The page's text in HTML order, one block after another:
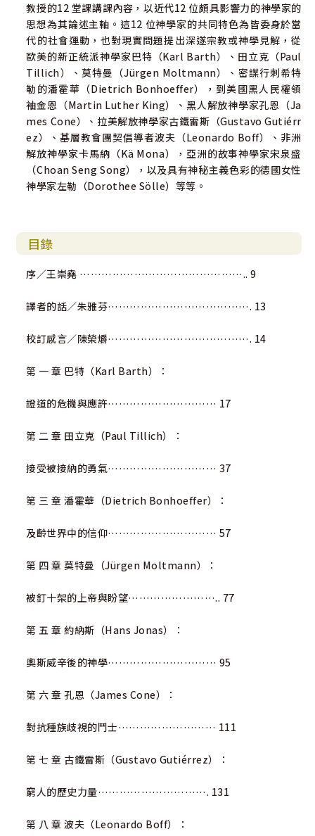
教授的12 堂課講課內容，以近代12 位頗具影響力的神學家的
思想為其論述主軸。這12 位神學家的共同特色為皆委身於當
代的社會運動，也對現實問題提出深遂宗教或神學見解，從
歐美的新正統派神學家巴特（Karl Barth）、田立克（Paul
Tillich）、莫特曼（Jürgen Moltmann）、密謀行刺希特
勒的潘霍華（Dietrich Bonhoeffer），到美國黑人民權領
袖金恩（Martin Luther King）、黑人解放神學家孔恩（Ja
mes Cone）、拉美解放神學家古鐵雷斯（Gustavo Gutiérr
ez）、基層教會團契倡導者波夫（Leonardo Boff）、非洲
解放神學家卡馬納（Kä Mona），亞洲的故事神學家宋泉盛
（Choan Seng Song），以及具有神秘主義色彩的德國女性
神學家左勒（Dorothee Sölle）等等。
目錄
序／王崇堯 ……………………………………….. 9
譯者的話／朱雅芬…………………………………. 13
校訂感言／陳榮爝…………………………………. 14
第 一 章 巴特（Karl Barth）：
證道的危機與應許………………………… 17
第 二 章 田立克（Paul Tillich）：
接受被接納的勇氣………………………… 37
第 三 章 潘霍華（Dietrich Bonhoeffer）：
及齡世界中的信仰………………………… 57
第 四 章 莫特曼（Jürgen Moltmann）：
被釘十架的上帝與盼望…………………….. 77
第 五 章 約納斯（Hans Jonas）：
奧斯威辛後的神學………………………… 95
第 六 章 孔恩（James Cone）：
對抗種族歧視的鬥士……………………… 111
第 七 章 古鐵雷斯（Gustavo Gutiérrez）：
窮人的歷史力量…………………………. 131
第 八 章 波夫（Leonardo Boff）：